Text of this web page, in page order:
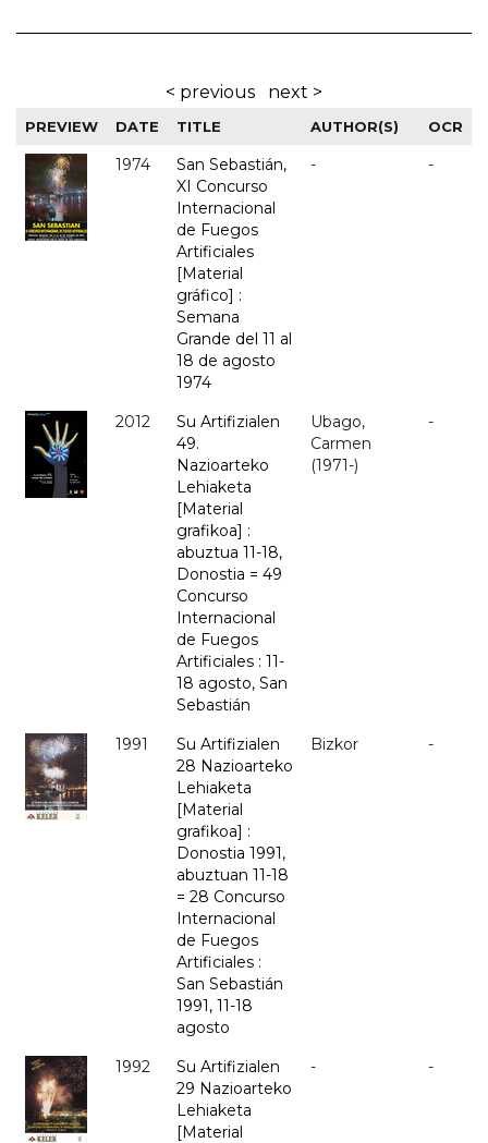
< previous next >
PREVIEW DATE TITLE AUTHOR(S) OCR
1974
San Sebastián,
XI Concurso
Internacional
de Fuegos
Artificiales
[Material
gráfico] :
Semana
Grande del 11 al
18 de agosto
1974
- -
2012
Su Artifizialen
49.
Nazioarteko
Lehiaketa
[Material
grafikoa] :
abuztua 11-18,
Donostia = 49
Concurso
Internacional
de Fuegos
Artificiales : 11-
18 agosto, San
Sebastián
Ubago,
Carmen
(1971-)
-
1991
Su Artifizialen
28 Nazioarteko
Lehiaketa
[Material
grafikoa] :
Donostia 1991,
abuztuan 11-18
= 28 Concurso
Internacional
de Fuegos
Artificiales :
San Sebastián
1991, 11-18
agosto
Bizkor -
1992
Su Artifizialen
29 Nazioarteko
Lehiaketa
[Material
- -